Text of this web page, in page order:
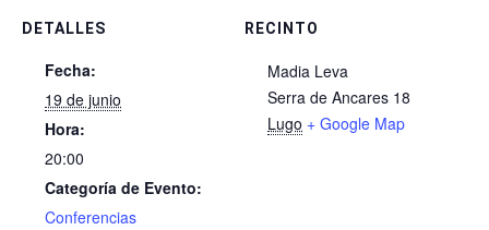
DETALLES
Fecha:
19 de junio
Hora:
20:00
Categoría de Evento:
Conferencias
RECINTO
Madia Leva
Serra de Ancares 18
Lugo + Google Map